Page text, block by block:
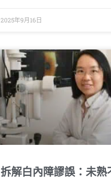
2025年9月16日
拆解白內障謬誤：未熟